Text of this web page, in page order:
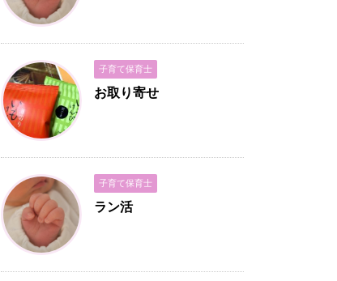
子育て保育士
お取り寄せ
子育て保育士
ラン活